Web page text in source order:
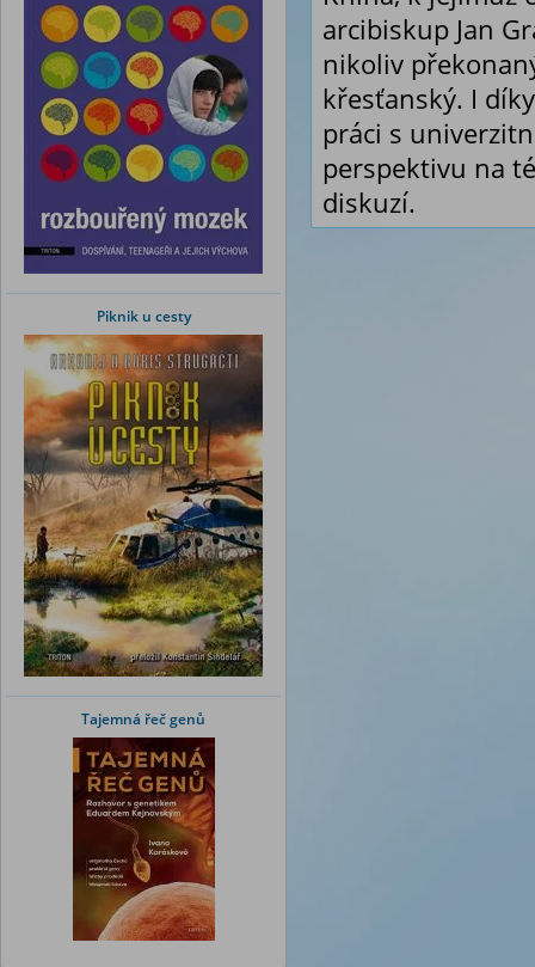
Piknik u cesty
Tajemná řeč genů
arcibiskup Jan
nikoliv
křesťanský. I
práci s
perspektivu na
diskuzí.